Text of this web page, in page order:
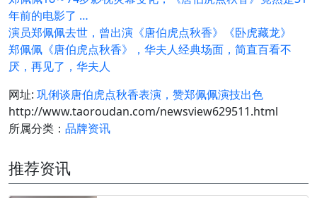
年前的电影了 …
演员郑佩佩去世，曾出演《唐伯虎点秋香》《卧虎藏龙》
郑佩佩《唐伯虎点秋香》，华夫人经典场面，简直百看不
厌，再见了，华夫人
网址: 巩俐谈唐伯虎点秋香表演，赞郑佩佩演技出色
http://www.taoroudan.com/newsview629511.html
所属分类： 品牌资讯
推荐资讯